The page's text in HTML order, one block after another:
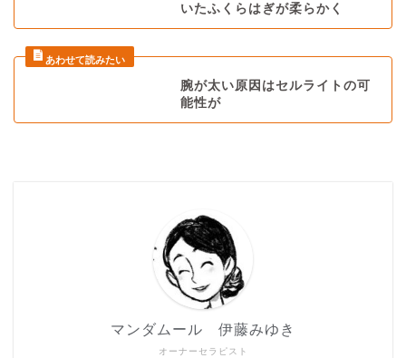
いたふくらはぎが柔らかく
腕が太い原因はセルライトの可
能性が
オーナーセラピスト
マンダムール 伊藤みゆき